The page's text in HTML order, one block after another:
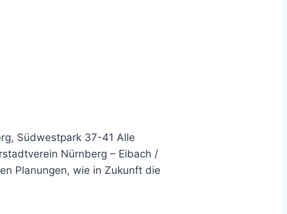
Südwestpark 37-41 Alle
Nürnberg – Eibach /
Planungen, wie in Zukunft die